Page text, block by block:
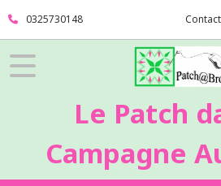
0325730148 Contact
Le Patch
Campagne